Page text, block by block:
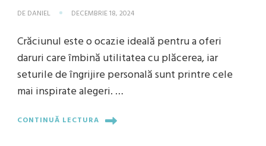
DE DANIEL DECEMBRIE 18, 2024
Crăciunul este o ocazie ideală pentru a oferi
daruri care îmbină utilitatea cu plăcerea, iar
seturile de îngrijire personală sunt printre cele
mai inspirate alegeri. …
CONTINUĂ LECTURA